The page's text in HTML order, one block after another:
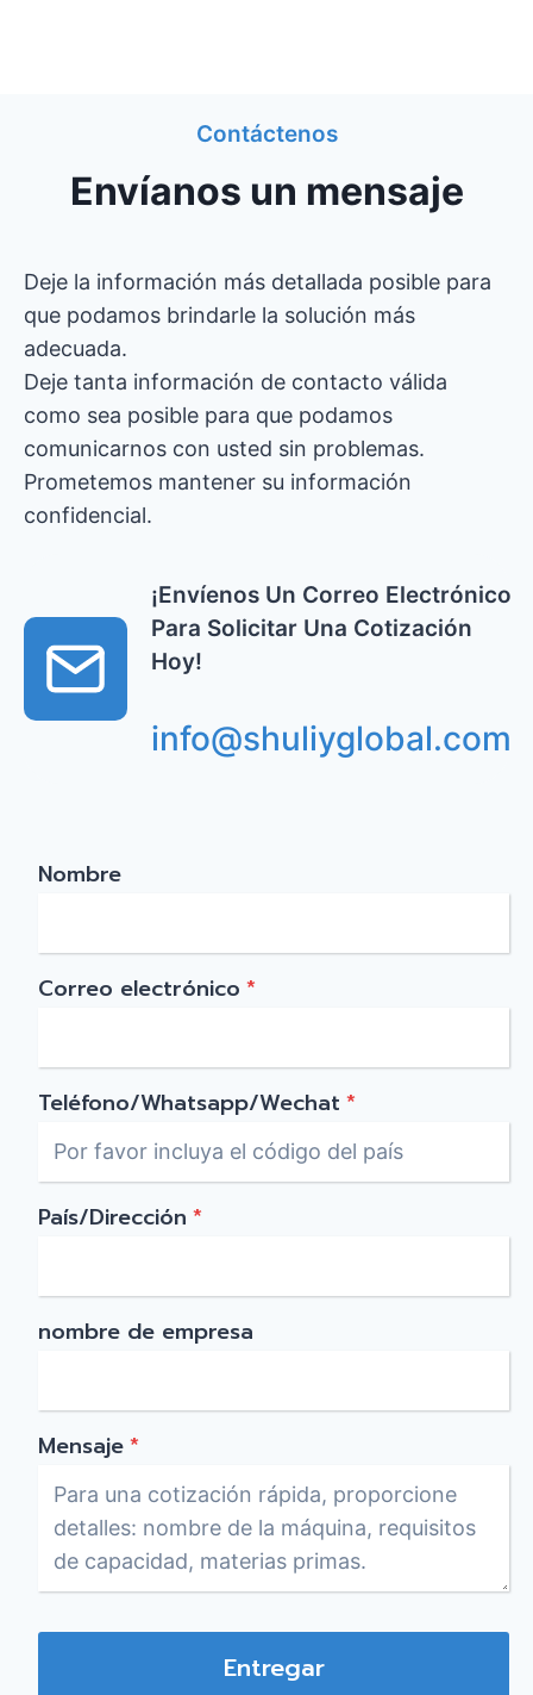
Contáctenos
Envíanos un mensaje
Deje la información más detallada posible para
que podamos brindarle la solución más
adecuada.
Deje tanta información de contacto válida
como sea posible para que podamos
comunicarnos con usted sin problemas.
Prometemos mantener su información
confidencial.
¡Envíenos Un Correo Electrónico
Para Solicitar Una Cotización
Hoy!
info@shuliyglobal.com
Nombre
Correo electrónico *
Teléfono/Whatsapp/Wechat *
País/Dirección *
nombre de empresa
Mensaje*
Entregar